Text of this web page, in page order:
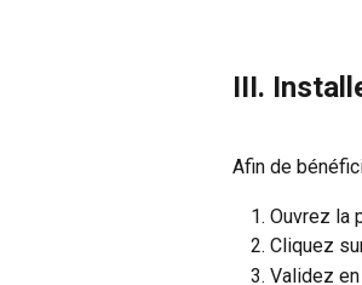
III.
Afin de
Ouvrez la
Cliquez
Validez